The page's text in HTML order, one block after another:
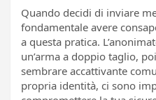
Quando decidi di inviare
fondamentale avere
a questa pratica.
un’arma a doppio taglio,
sembrare accattivante
propria identità, ci sono